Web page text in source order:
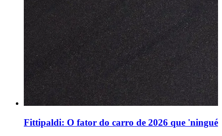
Fittipaldi: O fator do carro de 2026 que